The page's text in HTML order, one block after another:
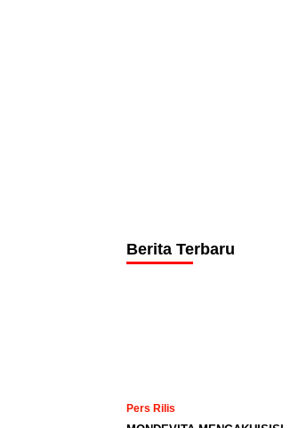
Berita Terbaru
Pers Rilis